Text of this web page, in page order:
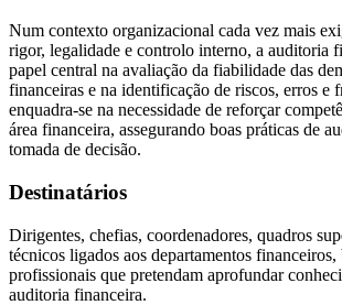
Num contexto organizacional cada vez mais
rigor, legalidade e controlo interno, a auditoria
papel central na avaliação da fiabilidade das
financeiras e na identificação de riscos, erros e
enquadra-se na necessidade de reforçar
área financeira, assegurando boas práticas de
tomada de decisão.
Destinatários
Dirigentes, chefias, coordenadores, quadros
técnicos ligados aos departamentos
profissionais que pretendam aprofundar
auditoria financeira.